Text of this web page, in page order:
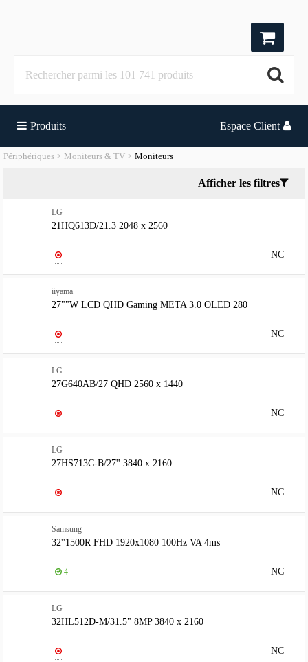
Produits Espace Client
Périphériques Moniteurs & TV Moniteurs
Afficher les filtres
LG
21HQ613D/21.3 2048 x 2560
NC
iiyama
27""W LCD QHD Gaming META 3.0 OLED 280
NC
LG
27G640AB/27 QHD 2560 x 1440
NC
LG
27HS713C-B/27'' 3840 x 2160
NC
Samsung
32''1500R FHD 1920x1080 100Hz VA 4ms
NC
4
LG
32HL512D-M/31.5" 8MP 3840 x 2160
NC